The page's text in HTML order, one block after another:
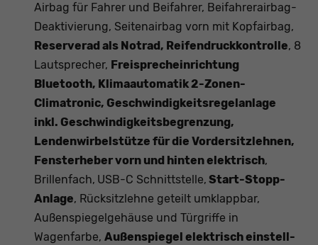
Airbag für Fahrer und Beifahrer, Beifahrerairbag-
Deaktivierung, Seitenairbag vorn mit Kopfairbag,
Reserverad als Notrad, Reifendruckkontrolle, 8
Lautsprecher, Freisprecheinrichtung
Bluetooth, Klimaautomatik 2-Zonen-
Climatronic, Geschwindigkeitsregelanlage
inkl. Geschwindigkeitsbegrenzung,
Lendenwirbelstütze für die Vordersitzlehnen,
Fensterheber vorn und hinten elektrisch,
Brillenfach, USB-C Schnittstelle, Start-Stopp-
Anlage, Rücksitzlehne geteilt umklappbar,
Außenspiegelgehäuse und Türgriffe in
Wagenfarbe, Außenspiegel elektrisch einstell-